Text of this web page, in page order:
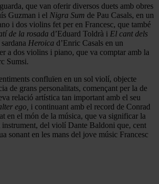
que van oferir diversos duets amb obres
Guzman i el Nigra Sum de Pau Casals, en un
i dos violins fet per en Francesc, que també
de la rosada d’Eduard Toldrà i El cant dels
Heroica d’Enric Casals en un
a dos violins i piano, que va comptar amb la
Sumsi.
confluïen en un sol violí, objecte
de grans personalitats, començant per la de
relació artística tan important amb el seu
ego, i continuant amb el record de Conrad
en el món de la música, que va significar la
instrument, del violí Dante Baldoni que, cent
sonant en les mans del jove músic Francesc